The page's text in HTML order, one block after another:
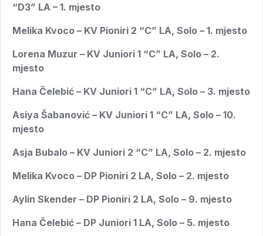
“D3” LA – 1. mjesto
Melika Kvoco – KV Pioniri 2 “C” LA, Solo – 1. mjesto
Lorena Muzur – KV Juniori 1 “C” LA, Solo – 2.
mjesto
Hana Čelebić – KV Juniori 1 “C” LA, Solo – 3. mjesto
Asiya Šabanović – KV Juniori 1 “C” LA, Solo – 10.
mjesto
Asja Bubalo – KV Juniori 2 “C” LA, Solo – 2. mjesto
Melika Kvoco – DP Pioniri 2 LA, Solo – 2. mjesto
Aylin Skender – DP Pioniri 2 LA, Solo – 9. mjesto
Hana Čelebić – DP Juniori 1 LA, Solo – 5. mjesto